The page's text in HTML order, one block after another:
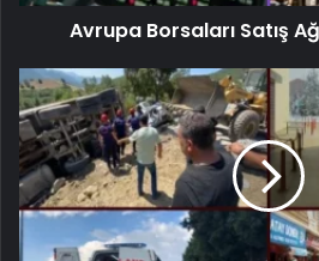
Avrupa Borsaları Satış